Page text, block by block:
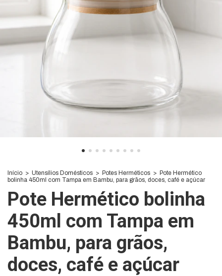
Início > Utensílios Domésticos > Potes Herméticos > Pote Hermético
bolinha 450ml com Tampa em Bambu, para grãos, doces, café e açúcar
Pote Hermético bolinha
450ml com Tampa em
Bambu, para grãos,
doces, café e açúcar